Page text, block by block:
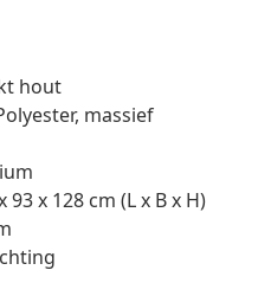
hout
massief
x 128 cm (L x B x H)